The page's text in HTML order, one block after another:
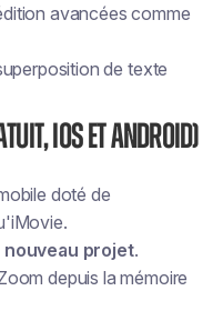
avancées comme
de texte
iOS et Android)
doté de
nouveau projet.
depuis la mémoire